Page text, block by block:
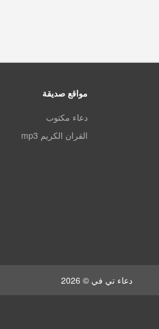
مواقع صديقة
دعاء مكتوب
القران الكريم mp3
دعاء تي في © 2026